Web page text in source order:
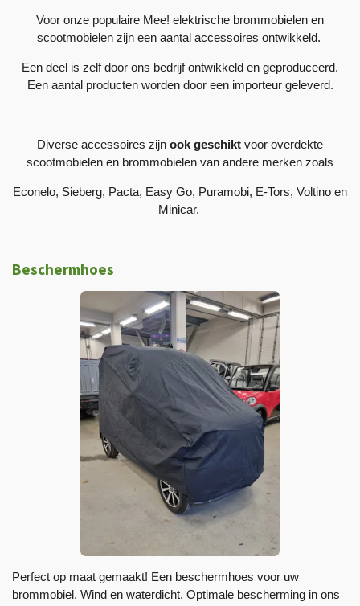
Voor onze populaire Mee! elektrische brommobielen en
scootmobielen zijn een aantal accessoires ontwikkeld.
Een deel is zelf door ons bedrijf ontwikkeld en geproduceerd.
Een aantal producten worden door een importeur geleverd.
Diverse accessoires zijn ook geschikt voor overdekte
scootmobielen en brommobielen van andere merken zoals
Econelo, Sieberg, Pacta, Easy Go, Puramobi, E-Tors, Voltino en
Minicar.
Beschermhoes
Perfect op maat gemaakt! Een beschermhoes voor uw
brommobiel. Wind en waterdicht. Optimale bescherming in ons